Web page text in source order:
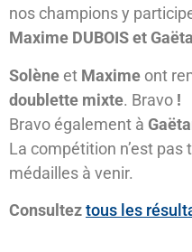
nos champions y
Maxime DUBOIS et
Solène et Maxime ont
doublette mixte. Bravo !
Bravo également à
La compétition n’est pas
médailles à venir.
Consulteztous les